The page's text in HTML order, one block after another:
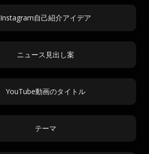
Instagram自己紹介アイデア
ニュース見出し案
YouTube動画のタイトル
テーマ